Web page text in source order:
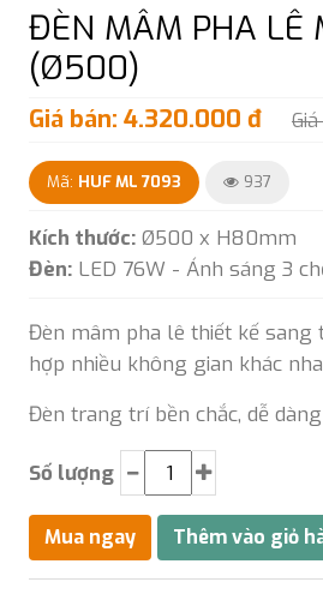
ĐÈN MÂM PHA LÊ
(Ø500)
Giá bán: 4.320.000 đ
Mã: HUF ML 7093 937
Kích thước: Ø500 x H80mm
Đèn: LED 76W - Ánh sáng 3
Đèn mâm pha lê thiết kế sang
hợp nhiều không gian khác
Đèn trang trí bền chắc, dễ
Số lượng